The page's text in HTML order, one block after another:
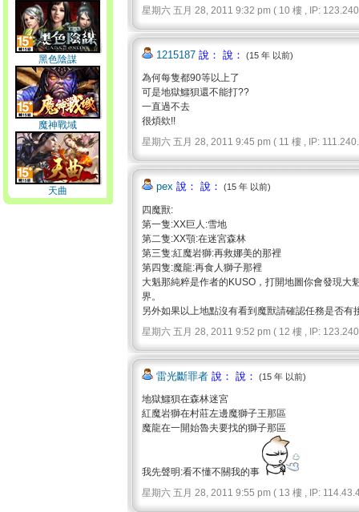
黑色陰謀
魔神戰域
天曲
星期六 五月 28, 2011 9:32 pm ( 10 樓 , IP:
1215187 說： 說： (15 年 以前)
為何每隻都90等以上了
可是地獄鱷狽還不能打??
一直過不去
很煩欸!!
星期六 五月 28, 2011 9:45 pm ( 11 樓 , IP:
pex 說： 說： (15 年 以前)
四魔獸:
第一隻:XX巨人:雪地
第二隻:XX顎:在迷宮森林
第三隻:紅魔岩獅:再救娜美的那裡
第四隻:魔龍:再食人獅子那裡
大魁那純粹是作者的KUSO，打開地圖你會發現大
界。
另外如果以上地點沒有看到魔獸請確認任務是否
星期六 五月 28, 2011 9:52 pm ( 12 樓 , IP:
雷光斷罪者 說： 說： (15 年 以前)
地獄鱷狽在森林迷宮
紅魔岩獅在村莊左邊魔獅子王那區
魔龍在一開始魯夫要找的獅子那區
我先聲明:看不懂不關我的事
星期六 五月 28, 2011 9:55 pm ( 13 樓 , IP: